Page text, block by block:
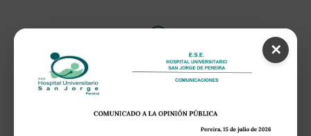
Pagos en Línea
✕